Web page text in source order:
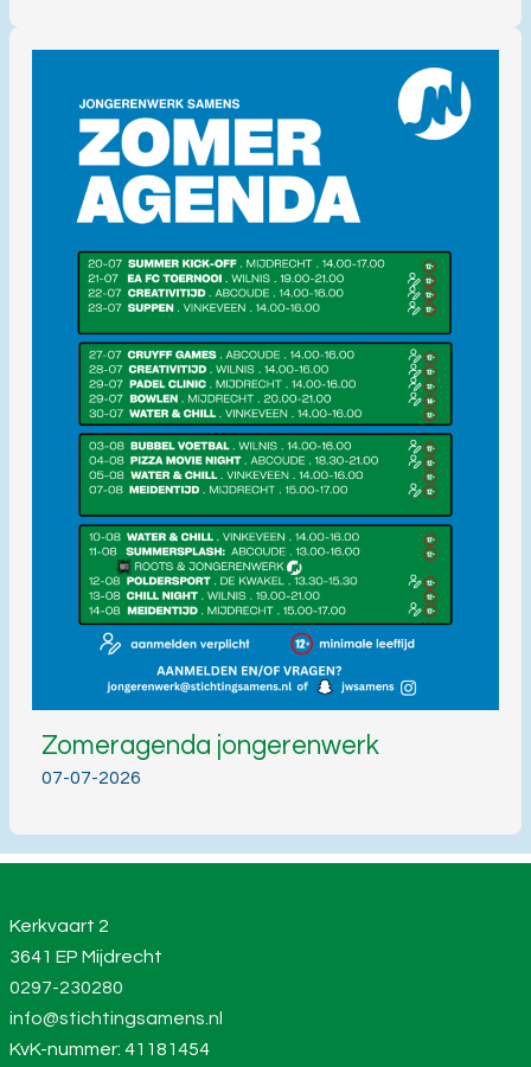
Zomeragenda jongerenwerk
07-07-2026
Kerkvaart 2
3641 EP Mijdrecht
0297-230280
info@stichtingsamens.nl
KvK-nummer: 41181454